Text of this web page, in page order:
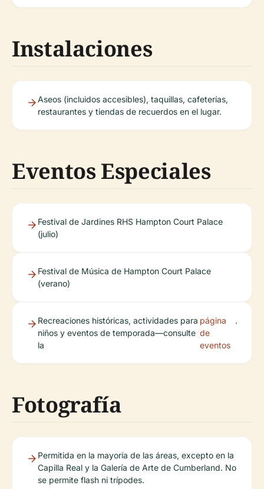
Instalaciones
Aseos (incluidos accesibles), taquillas, cafeterías,
restaurantes y tiendas de recuerdos en el lugar.
Eventos Especiales
Festival de Jardines RHS Hampton Court Palace
(julio)
Festival de Música de Hampton Court Palace
(verano)
Recreaciones históricas, actividades para
niños y eventos de temporada—consulte
la
página
de
eventos
.
Fotografía
Permitida en la mayoría de las áreas, excepto en la
Capilla Real y la Galería de Arte de Cumberland. No
se permite flash ni trípodes.